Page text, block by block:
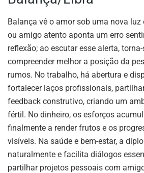
Balança vê o amor sob uma nova
ou amigo atento aponta um erro
reflexão; ao escutar esse alerta,
compreender melhor a posição da
rumos. No trabalho, há abertura e
fortalecer laços profissionais,
feedback construtivo, criando um
fértil. No dinheiro, os esforços
finalmente a render frutos e os
visíveis. Na saúde e bem-estar, a
naturalmente e facilita diálogos
partilhar projetos pessoais com